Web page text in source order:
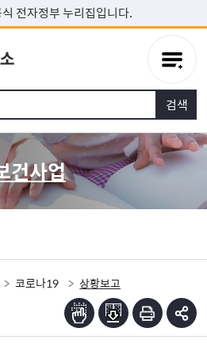
문 바로가기
전자정부 누리집입니다.
건사업
코로나19 상황보고